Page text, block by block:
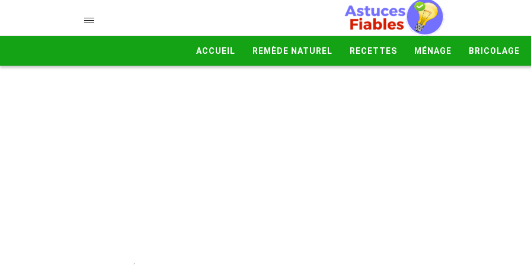
ACCUEIL REMÈDE NATUREL RECETTES MÉNAGE BRICOLAGE